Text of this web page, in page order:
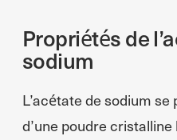
Propriétés de
sodium
L’acétate de sodium
d’une poudre cristalline